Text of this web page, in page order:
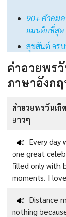
90+ คําคม
แมนติกที่สุด
สุขสันต์ คร
คำอวยพร
ภาษาอังก
คําอวยพรวันเ
ยาวๆ
🔊 Every day
one great
filled only with
moments. I
🔊 Distance
nothing